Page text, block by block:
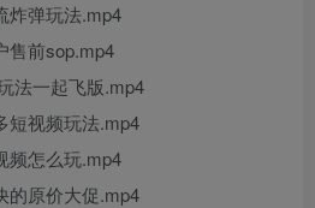
炸弹玩法.mp4
售前sop.mp4
法一起飞版.mp4
短视频玩法.mp4
频怎么玩.mp4
的原价大促.mp4